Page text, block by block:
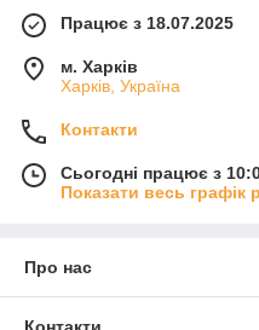
Працює з 18.07.2025
м. Харків
Харків, Україна
Контакти
Сьогодні працює з
Показати весь графік
Про нас